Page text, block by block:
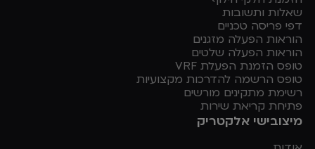
שאלות ותשובות
דפי פריסה טכניים
הוראות הפעלה מזגנים
הוראות הפעלה שלטים
טופס הזמנת הפעלת VRF
טופס הרשמה להדרכות מקצועיות
רשימת מתקינים מורשים
פתיחת קריאת שירות
מיצובישי אלקטריק